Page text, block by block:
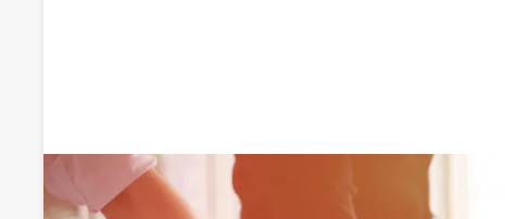
Recomendado por qdq
Asesoría Manuel Mayoral, S.L